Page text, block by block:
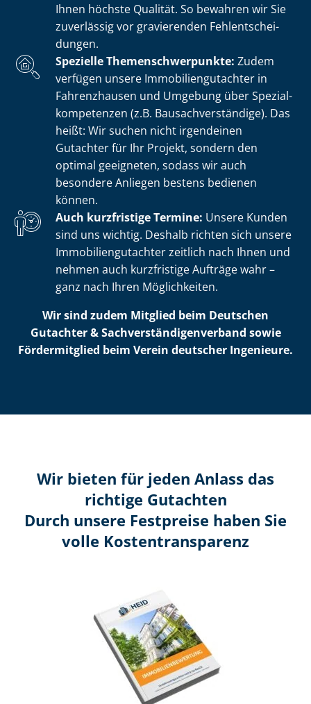
Ihnen höchste Qualität. So bewahren wir Sie
zuverlässig vor gravierenden Fehl­ent­schei­
dun­gen.
Spezielle The­men­schwer­punk­te: Zudem
verfügen unsere Im­mo­bi­li­en­gut­ach­ter in
Fahrenzhausen und Umgebung über Spe­zi­al­
kom­pe­ten­zen (z.B. Bau­sach­ver­stän­di­ge). Das
heißt: Wir suchen nicht irgendeinen
Gutachter für Ihr Projekt, sondern den
optimal geeigneten, sodass wir auch
besondere Anliegen bestens bedienen
können.
Auch kurzfristige Termine: Unsere Kunden
sind uns wichtig. Deshalb richten sich unsere
Im­mo­bi­li­en­gut­ach­ter zeitlich nach Ihnen und
nehmen auch kurzfristige Aufträge wahr –
ganz nach Ihren Möglichkeiten.
Wir sind zudem Mitglied beim Deutschen
Gutachter & Sach­ver­stän­di­gen­ver­band sowie
Fördermitglied beim Verein deutscher Ingenieure.
Wir bieten für jeden Anlass das
richtige Gutachten
Durch unsere Festpreise haben Sie
volle Kosten­transparenz